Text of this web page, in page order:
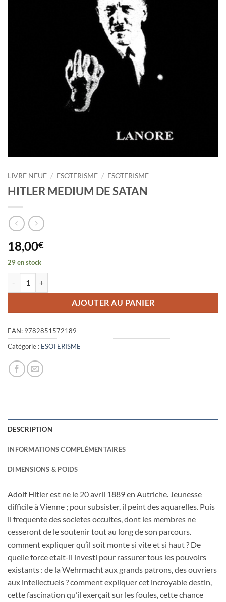
LIVRE NEUF / ESOTERISME / ESOTERISME
HITLER MEDIUM DE SATAN
18,00€
29 en stock
AJOUTER AU PANIER
EAN: 9782851572189
Catégorie : ESOTERISME
DESCRIPTION
INFORMATIONS COMPLÉMENTAIRES
DIMENSIONS & POIDS
Adolf Hitler est ne le 20 avril 1889 en Autriche. Jeunesse
difficile à Vienne ; pour subsister, il peint des aquarelles. Puis
il frequente des societes occultes, dont les membres ne
cesseront de le soutenir tout au long de son parcours.
comment expliquer qu’il soit monte si vite et si haut ? De
quelle force etait-il investi pour rassurer tous les pouvoirs
existants : de la Wehrmacht aux grands patrons, des ouvriers
aux intellectuels ? comment expliquer cet incroyable destin,
cette fascination qu’il exerçait sur les foules, cette chance